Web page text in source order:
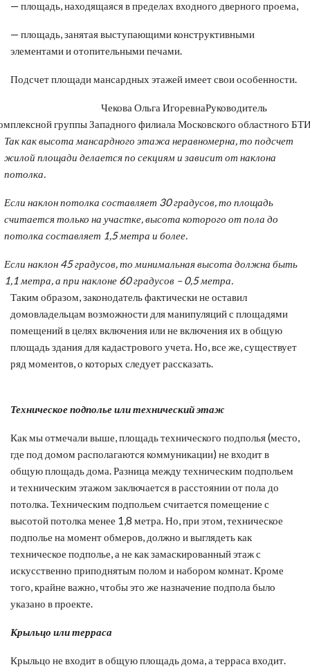
— площадь, находящаяся в пределах входного дверного проема,
— площадь, занятая выступающими конструктивными
элементами и отопительными печами.
Подсчет площади мансардных этажей имеет свои особенности.
Чекова Ольга ИгоревнаРуководитель
группы Западного филиала Московского областного
Так как высота мансардного этажа неравномерна, то подсчет
жилой площади делается по секциям и зависит от наклона
потолка.
Если наклон потолка составляет 30 градусов, то площадь
считается только на участке, высота которого от пола до
потолка составляет 1,5 метра и более.
Если наклон 45 градусов, то минимальная высота должна быть
1,1 метра, а при наклоне 60 градусов – 0,5 метра.
Таким образом, законодатель фактически не оставил
домовладельцам возможности для манипуляций с площадями
помещений в целях включения или не включения их в общую
площадь здания для кадастрового учета. Но, все же, существует
ряд моментов, о которых следует рассказать.
Техническое подполье или технический этаж
Как мы отмечали выше, площадь технического подполья (место,
где под домом располагаются коммуникации) не входит в
общую площадь дома. Разница между техническим подпольем
и техническим этажом заключается в расстоянии от пола до
потолка. Техническим подпольем считается помещение с
высотой потолка менее 1,8 метра. Но, при этом, техническое
подполье на момент обмеров, должно и выглядеть как
техническое подполье, а не как замаскированный этаж с
искусственно приподнятым полом и набором комнат. Кроме
того, крайне важно, чтобы это же назначение подпола было
указано в проекте.
Крыльцо или терраса
Крыльцо не входит в общую площадь дома, а терраса входит.